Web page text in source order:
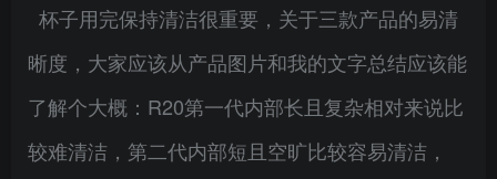
杯子用完保持清洁很重要，关于三款产品的易清
晰度，大家应该从产品图片和我的文字总结应该能
了解个大概：R20第一代内部长且复杂相对来说比
较难清洁，第二代内部短且空旷比较容易清洁，